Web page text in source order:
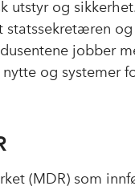
utstyr og
og
jobber
og systemer
(MDR) som